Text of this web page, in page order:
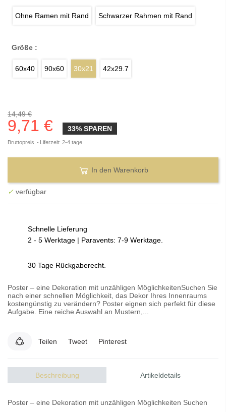
Ohne Ramen mit Rand Schwarzer Rahmen mit Rand
Größe :
60x40 90x60 30x21 42x29.7
14,49 €
9,71 € 33% SPAREN
Bruttopreis Liferzeit: 2-4 tage
In den Warenkorb
✓ verfügbar
Schnelle Lieferung
2 - 5 Werktage | Paravents: 7-9 Werktage.
30 Tage Rückgaberecht.
Poster – eine Dekoration mit unzähligen MöglichkeitenSuchen Sie
nach einer schnellen Möglichkeit, das Dekor Ihres Innenraums
kostengünstig zu verändern? Poster eignen sich perfekt für diese
Aufgabe. Eine reiche Auswahl an Mustern,...
Teilen Tweet Pinterest
Beschreibung Artikeldetails
Poster – eine Dekoration mit unzähligen Möglichkeiten Suchen